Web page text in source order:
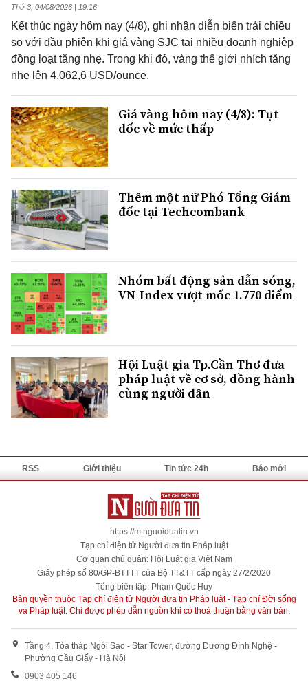
Thứ 3, 04/08/2026 | 19:16
Kết thúc ngày hôm nay (4/8), ghi nhận diễn biến trái chiều
so với đầu phiên khi giá vàng SJC tại nhiều doanh nghiệp
đồng loạt tăng nhẹ. Trong khi đó, vàng thế giới nhích tăng
nhẹ lên 4.062,6 USD/ounce.
Giá vàng hôm nay (4/8): Tụt
dốc về mức thấp
Thêm một nữ Phó Tổng Giám
đốc tại Techcombank
Nhóm bất động sản dẫn sóng,
VN-Index vượt mốc 1.770 điểm
Hội Luật gia Tp.Cần Thơ đưa
pháp luật về cơ sở, đồng hành
cùng người dân
RSS Giới thiệu Tin tức 24h Báo mới
https://m.nguoiduatin.vn
Tạp chí điện tử Người đưa tin Pháp luật
Cơ quan chủ quản: Hội Luật gia Việt Nam
Giấy phép số 80/GP-BTTTT của Bộ TT&TT cấp ngày 27/2/2020
Tổng biên tập: Phạm Quốc Huy
Bản quyền thuộc Tạp chí điện tử Người đưa tin Pháp luật - Tạp chí Đời sống
và Pháp luật. Chỉ được phép dẫn nguồn khi có thoả thuận bằng văn bản.
Tầng 4, Tòa tháp Ngôi Sao - Star Tower, đường Dương Đình Nghệ -
Phường Cầu Giấy - Hà Nội
0903 405 146